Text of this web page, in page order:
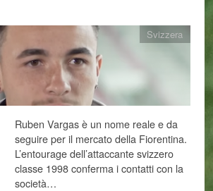
Svizzera
Ruben Vargas è un nome reale e da
seguire per il mercato della Fiorentina.
L’entourage dell’attaccante svizzero
classe 1998 conferma i contatti con la
società…